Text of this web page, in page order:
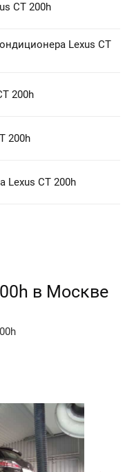
СТ 200h
Lexus СТ
200h
200h
Lexus СТ 200h
в Москве